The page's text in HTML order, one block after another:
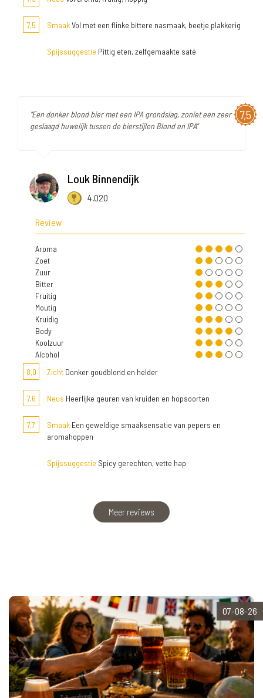
7,5 SmaakVol met een flinke bittere nasmaak, beetje plakkerig
Spijssuggestie Pittig eten, zelfgemaakte saté
7,5
"Een donker blond bier met een IPA grondslag, zoniet een zeer
geslaagd huwelijk tussen de bierstijlen Blond en IPA"
Louk Binnendijk
4.020
Review
Aroma
Zoet
Zuur
Bitter
Fruitig
Moutig
Kruidig
Body
Koolzuur
Alcohol
8,0
Zicht Donker goudblond en helder
7,6 Neus Heerlijke geuren van kruiden en hopsoorten
7,7 Smaak Een geweldige smaaksensatie van pepers en
aromahoppen
Spijssuggestie Spicy gerechten, vette hap
Meer reviews
07-08-26